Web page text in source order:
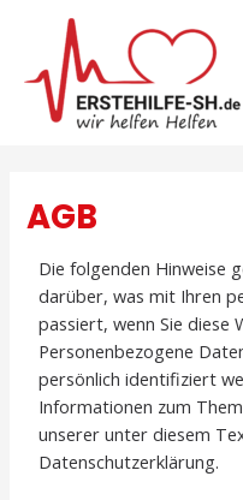
AGB
Die folgenden Hinweise
darüber, was mit Ihren
passiert, wenn Sie diese
Personenbezogene
persönlich identifiziert
Informationen zum
unserer unter diesem
Datenschutzerklärung.